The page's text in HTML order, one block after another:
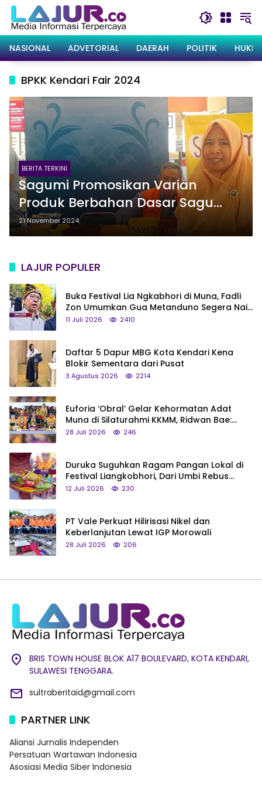
Langsung
konten
NASIONAL
ADVETORIAL DAERAH POLITIK
BPKK Kendari Fair 2024
BERITA TERKINI
Sagumi Promosikan Varian
Produk Berbahan Dasar Sagu
Khas Sultra di BPKK Kendari Fair
2024
21 November 2024
LAJUR POPULER
Buka Festival Lia Ngkabhori di Muna, Fadli
Zon Umumkan Gua Metanduno Segera Naik
Status Jadi Cagar Budaya Nasional
11 Juli 2026 2410
Daftar 5 Dapur MBG Kota Kendari Kena
Blokir Sementara dari Pusat
3 Agustus 2026 2214
Euforia ‘Obral’ Gelar Kehormatan Adat
Muna di Silaturahmi KKMM, Ridwan Bae:
Saya Bukan Tipe Begitu, Belum Pantas!
28 Juli 2026 246
Duruka Suguhkan Ragam Pangan Lokal di
Festival Liangkobhori, Dari Umbi Rebus
hingga Tumpeng Beras Muna
12 Juli 2026 230
PT Vale Perkuat Hilirisasi Nikel dan
Keberlanjutan Lewat IGP Morowali
28 Juli 2026 206
BRIS TOWN HOUSE BLOK A17 BOULEVARD, KOTA KENDARI,
SULAWESI TENGGARA.
sultraberitaid@gmail.com
PARTNER LINK
Aliansi Jurnalis Independen
Persatuan Wartawan Indonesia
Asosiasi Media Siber Indonesia